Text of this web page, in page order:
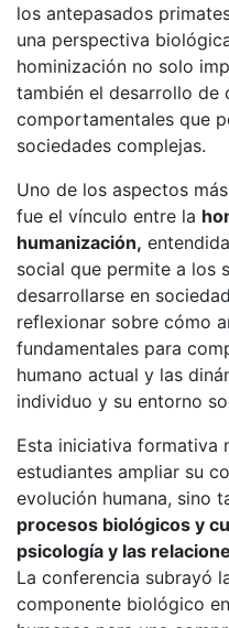
los antepasados
una perspectiva
hominización no solo
también el desarrollo de
comportamentales que
sociedades complejas.
Uno de los aspectos
fue el vínculo entre la
humanización,
social que permite a los
desarrollarse en
reflexionar sobre cómo
fundamentales para
humano actual y las
individuo y su entorno
Esta iniciativa formativa
estudiantes ampliar su
evolución humana, sino
procesos biológicos y
psicología y las
La conferencia subrayó
componente biológico